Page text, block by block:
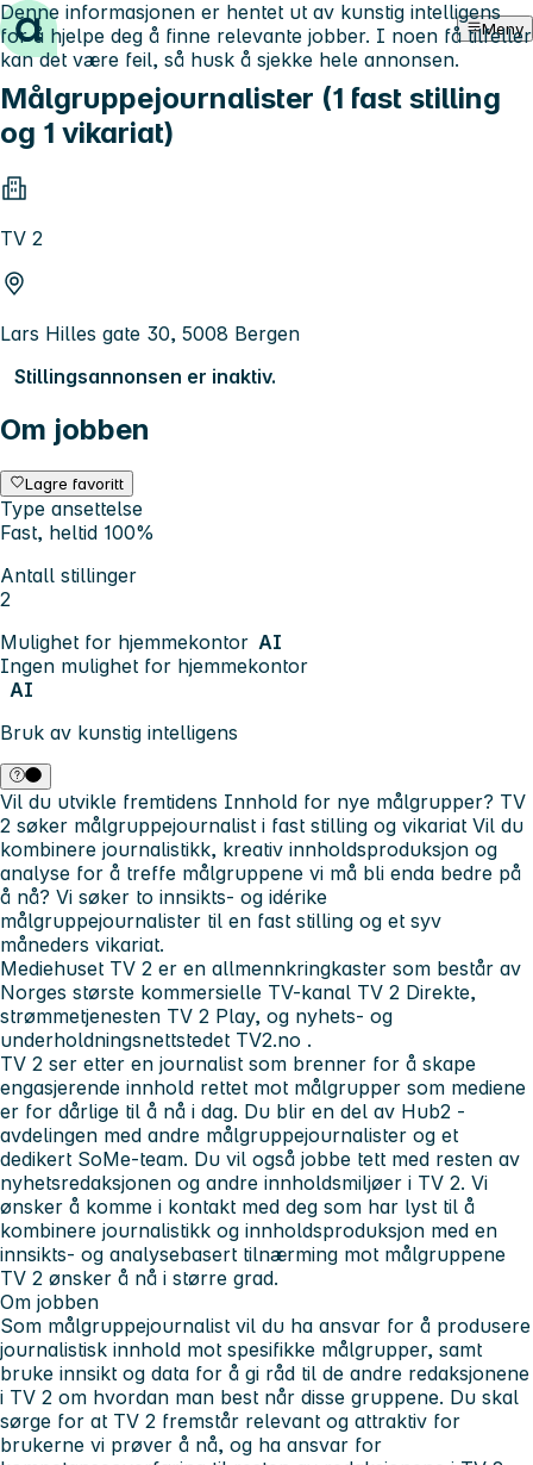
Hopp til innhold Meny
Målgruppejournalister (1 fast stilling
og 1 vikariat)
TV 2
Lars Hilles gate 30, 5008 Bergen
Stillingsannonsen er inaktiv.
Om jobben
Lagre favoritt
Type ansettelse
Fast, heltid 100%
Antall stillinger
2
Mulighet for hjemmekontor AI
Ingen mulighet for hjemmekontor
AI
Bruk av kunstig intelligens
Denne informasjonen er hentet ut av kunstig intelligens
for å hjelpe deg å finne relevante jobber. I noen få tilfeller
kan det være feil, så husk å sjekke hele annonsen.
Vil du utvikle fremtidens Innhold for nye målgrupper? TV
2 søker målgruppejournalist i fast stilling og vikariat Vil du
kombinere journalistikk, kreativ innholdsproduksjon og
analyse for å treffe målgruppene vi må bli enda bedre på
å nå? Vi søker to innsikts- og idérike
målgruppejournalister til en fast stilling og et syv
måneders vikariat.
Mediehuset TV 2 er en allmennkringkaster som består av
Norges største kommersielle TV-kanal TV 2 Direkte,
strømmetjenesten TV 2 Play, og nyhets- og
underholdningsnettstedet TV2.no .
TV 2 ser etter en journalist som brenner for å skape
engasjerende innhold rettet mot målgrupper som mediene
er for dårlige til å nå i dag. Du blir en del av Hub2 -
avdelingen med andre målgruppejournalister og et
dedikert SoMe-team. Du vil også jobbe tett med resten av
nyhetsredaksjonen og andre innholdsmiljøer i TV 2. Vi
ønsker å komme i kontakt med deg som har lyst til å
kombinere journalistikk og innholdsproduksjon med en
innsikts- og analysebasert tilnærming mot målgruppene
TV 2 ønsker å nå i større grad.
Om jobben
Som målgruppejournalist vil du ha ansvar for å produsere
journalistisk innhold mot spesifikke målgrupper, samt
bruke innsikt og data for å gi råd til de andre redaksjonene
i TV 2 om hvordan man best når disse gruppene. Du skal
sørge for at TV 2 fremstår relevant og attraktiv for
brukerne vi prøver å nå, og ha ansvar for